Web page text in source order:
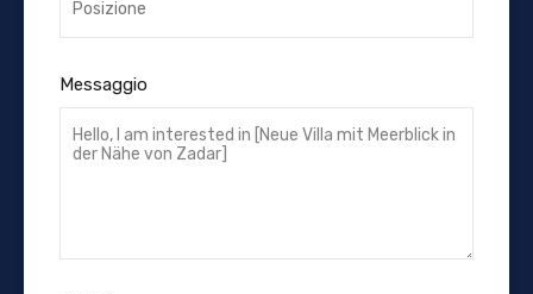
Messaggio